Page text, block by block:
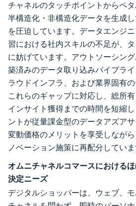
チャネルのタッチポイントからペ
半構造化・非構造化データを生成
を圧迫しています。データエンジ
習における社内スキルの不足が、
に妨げています。アウトソーシン
築済みのデータ取り込みパイプラ
ラウドインフラ、および業界固有
これらのギャップに対応し、総所
インサイト獲得までの時間を短縮
ントが従量課金型のデータアズアサ
変動価格のメリットを享受しなが
ノベーション施策に再配分していま
オムニチャネルコマースにおける
決定ニーズ
デジタルショッパーは、ウェブ、